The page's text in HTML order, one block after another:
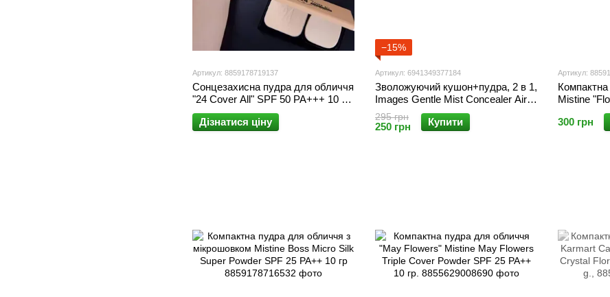
Артикул: 8859178719137
Сонцезахисна пудра для обличчя
"24 Cover All" SPF 50 PA+++ 10 гр
Mistine 24 Cover All Super Powder
SPF 50 PA+++
Дізнатися ціну
−15%
Артикул: 6941349377184
Зволожуючий кушон+пудра, 2 в 1,
Images Gentle Mist Concealer Air
Cushion Two-in-one
295 грн
250 грн Купити
Артикул:
Mistine
25 PA++
300 грн